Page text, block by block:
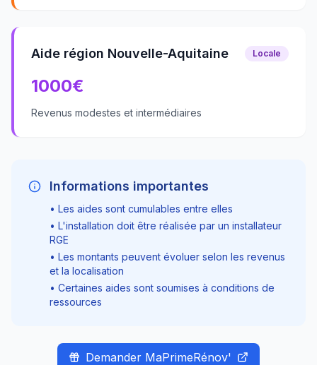
Aide région Nouvelle-Aquitaine Locale
1000€
Revenus modestes et intermédiaires
Informations importantes
• Les aides sont cumulables entre elles
• L'installation doit être réalisée par un installateur
RGE
• Les montants peuvent évoluer selon les revenus
et la localisation
• Certaines aides sont soumises à conditions de
ressources
Demander MaPrimeRénov'